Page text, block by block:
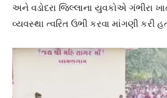
અને વડોદરા જિલ્લાના યુવકોએ ગંભીરા
વ્યવસ્થા ત્વરિત ઉભી કરવા માંગણી કરી